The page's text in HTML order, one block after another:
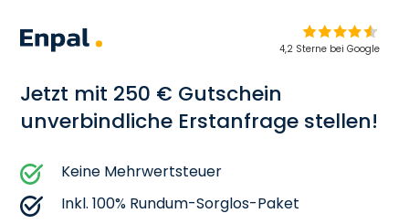
4,2 Sterne bei Google
Jetzt mit 250 € Gutschein
unverbindliche Erstanfrage stellen!
Keine Mehrwertsteuer
Inkl. 100% Rundum-Sorglos-Paket